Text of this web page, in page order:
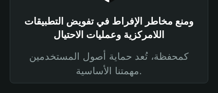
ومنع مخاطر الإفراط في تفويض التطبيقات
اللامركزية وعمليات الاحتيال
كمحفظة، تُعد حماية أصول المستخدمين
مهمتنا الأساسية.